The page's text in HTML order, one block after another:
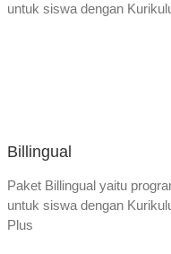
untuk siswa dengan
Billingual
Paket Billingual yaitu
untuk siswa dengan
Plus